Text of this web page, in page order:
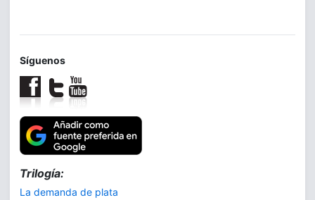
Síguenos
Trilogía:
La demanda de plata